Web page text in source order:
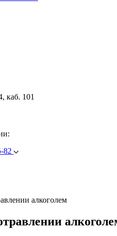
каб. 101
82
алкоголем